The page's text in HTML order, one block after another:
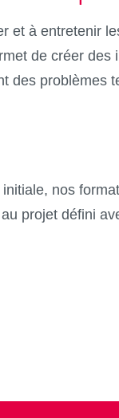
à entretenir
de créer
des problèmes
nos
projet défini